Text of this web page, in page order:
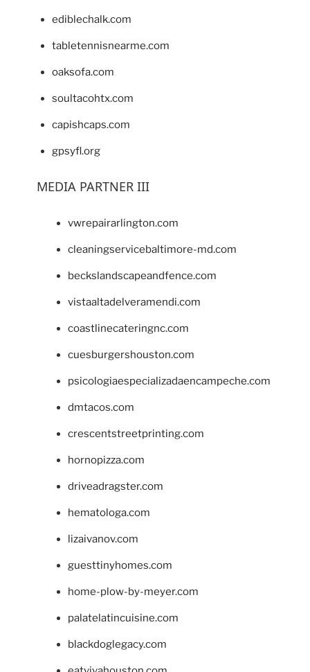
ediblechalk.com
tabletennisnearme.com
oaksofa.com
soultacohtx.com
capishcaps.com
gpsyfl.org
MEDIA PARTNER III
vwrepairarlington.com
cleaningservicebaltimore-md.com
beckslandscapeandfence.com
vistaaltadelveramendi.com
coastlinecateringnc.com
cuesburgershouston.com
psicologiaespecializadaencampeche.com
dmtacos.com
crescentstreetprinting.com
hornopizza.com
driveadragster.com
hematologa.com
lizaivanov.com
guesttinyhomes.com
home-plow-by-meyer.com
palatelatincuisine.com
blackdoglegacy.com